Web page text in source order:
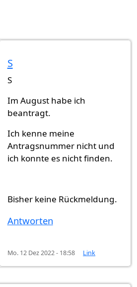
S
S
Im August habe ich
beantragt.
Ich kenne meine
Antragsnummer nicht und
ich konnte es nicht finden.
Bisher keine Rückmeldung.
Antworten
Mo. 12 Dez 2022 - 18:58 Link